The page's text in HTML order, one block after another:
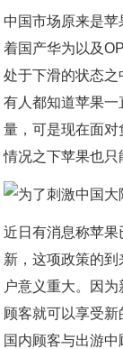
中国市场原来是
着国产华为以及
处于下滑的状态
有人都知道苹果
量，可是现在面
情况之下苹果也只
近日有消息称苹
新，这项政策的
户意义重大。因
顾客就可以享受
国内顾客与出游